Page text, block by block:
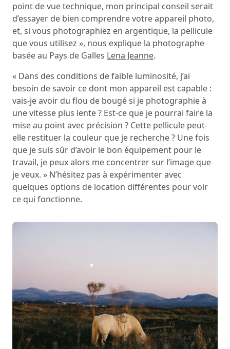
point de vue technique, mon principal conseil serait
d’essayer de bien comprendre votre appareil photo,
et, si vous photographiez en argentique, la pellicule
que vous utilisez », nous explique la photographe
basée au Pays de Galles Lena Jeanne.
« Dans des conditions de faible luminosité, j’ai
besoin de savoir ce dont mon appareil est capable :
vais-je avoir du flou de bougé si je photographie à
une vitesse plus lente ? Est-ce que je pourrai faire la
mise au point avec précision ? Cette pellicule peut-
elle restituer la couleur que je recherche ? Une fois
que je suis sûr d’avoir le bon équipement pour le
travail, je peux alors me concentrer sur l’image que
je veux. » N’hésitez pas à expérimenter avec
quelques options de location différentes pour voir
ce qui fonctionne.